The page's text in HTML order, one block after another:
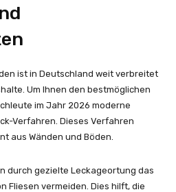
ist in Deutschland weit verbreitet
Um Ihnen den bestmöglichen
im Jahr 2026 moderne
Verfahren. Dieses Verfahren
aus Wänden und Böden.
durch gezielte Leckageortung das
Fliesen vermeiden. Dies hilft, die